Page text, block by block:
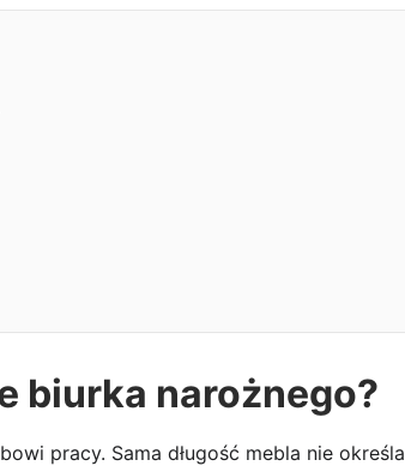
biurka narożnego?
pracy. Sama długość mebla nie